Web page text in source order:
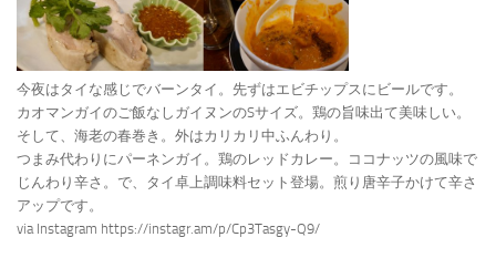
今夜はタイな感じでバーンタイ。先ずはエビチップスにビールです。
カオマンガイのご飯なしガイヌンのSサイズ。鶏の旨味出て美味しい。
そして、海老の春巻き。外はカリカリ中ふんわり。
つまみ代わりにパーネンガイ。鶏のレッドカレー。ココナッツの風味で
じんわり辛さ。で、タイ卓上調味料セット登場。煎り唐辛子かけて辛さ
アップです。
via Instagram https://instagr.am/p/Cp3Tasgy-Q9/